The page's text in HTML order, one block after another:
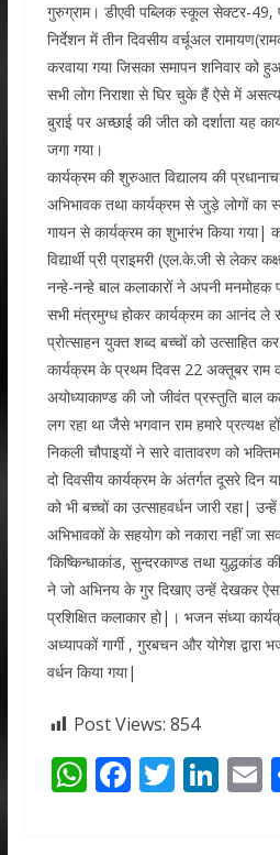
गुरुग्राम। डीएवी पब्लिक स्कूल सेक्टर-49,
निर्देशन में तीन दिवसीय वर्चूअल
करवाया गया जिसका समापन शनिवार को
सभी लोग निराशा से घिर चुके हैं ऐसे में
बुराई पर अच्छाई की जीत को दर्शाता यह
जगा गया।
कार्यक्रम की शुरुआत विद्यालय की
अभिभावक तथा कार्यक्रम से जुड़े लोगों का
गायन से कार्यक्रम का शुभारंभ किया गया|
विद्यार्थी प्री प्राइमरी (एल.के.जी से लेकर
नन्हे-नन्हे बाल कलाकारों ने अपनी मनमोहक
सभी मंत्रमुग्ध होकर कार्यक्रम का आनंद ले
प्रोत्साहन युक्त शब्द बच्चों को उत्साहित
कार्यक्रम के प्रथम दिवस 22 अक्तूबर राम
अयोध्याकाण्ड की जो जीवंत प्रस्तुति बाल
लग रहा था जैसे भगवान राम हमारे प्रत्यक्ष
निकली चौपाइयों ने सारे वातावरण को
दो दिवसीय कार्यक्रम के अंतर्गत दूसरे दिन
को भी बच्चों का उत्साहवर्धन जारी रहा|
अभिभावकों के सहयोग को नकारा नहीं जा
‘किष्किन्धाकांड, सुन्दरकाण्ड तथा युद्धकांड
ने जो अभिनय के गुर दिखाए उन्हें देखकर ऐसा
प्रशिक्षित कलाकार हो|। भजन संध्या
अध्यापकों गार्गी , गुरबचन और योगेश द्वारा
वर्धन किया गया|
Post Views: 854
W F T Li E